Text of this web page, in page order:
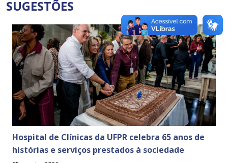
SUGESTÕES
Hospital de Clínicas da UFPR celebra 65 anos de
histórias e serviços prestados à sociedade